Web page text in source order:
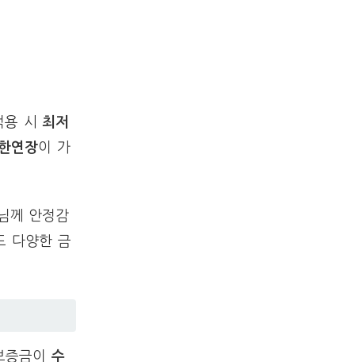
용 시최저
연장이 가
께 안정감
다양한 금
금이 수